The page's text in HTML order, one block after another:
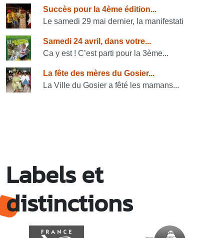
Consulter également
Succès pour la 4ème édition...
Le samedi 29 mai dernier, la manifestati
Samedi 24 avril, dans votre...
Ca y est ! C’est parti pour la 3ème...
La fête des mères du Gosier...
La Ville du Gosier a fêté les mamans...
Labels et
distinctions